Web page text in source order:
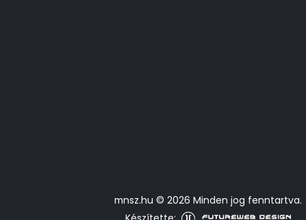
mnsz.hu © 2026 Minden jog fenntartva.